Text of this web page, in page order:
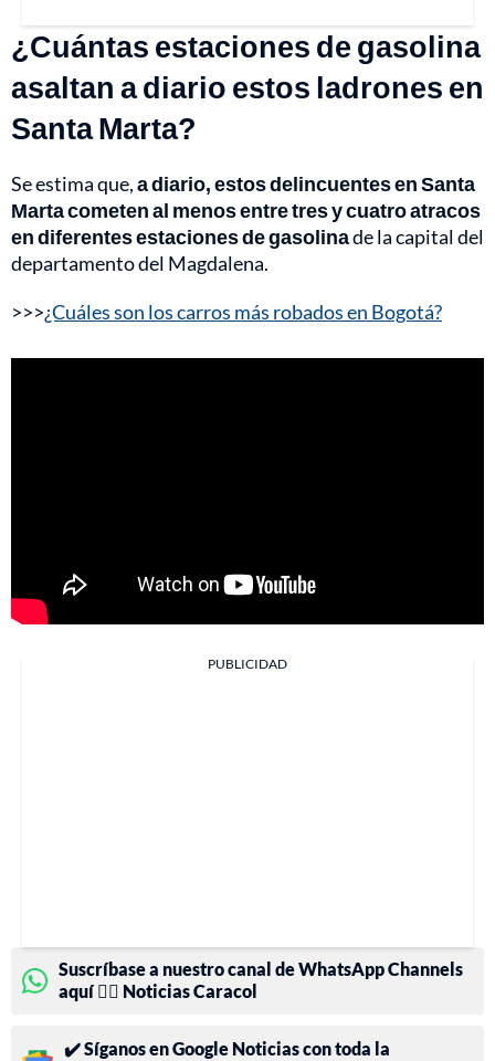
¿Cuántas estaciones de gasolina
asaltan a diario estos ladrones en
Santa Marta?
Se estima que,a diario, estos delincuentes en Santa
Marta cometen al menos entre tres y cuatro atracos
en diferentes estaciones de gasolinade la capital del
departamento del Magdalena.
>>>¿Cuáles son los carros más robados en Bogotá?
PUBLICIDAD
Suscríbase a nuestro canal de WhatsApp Channels
aquí 👉🏻 Noticias Caracol
✔️ Síganos en Google Noticias con toda la